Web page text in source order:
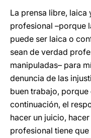
La prensa libre,
profesional –porque
puede ser laica o
sean de verdad
manipuladas– para
denuncia de las
buen trabajo,
continuación, el
hacer un juicio,
profesional tiene